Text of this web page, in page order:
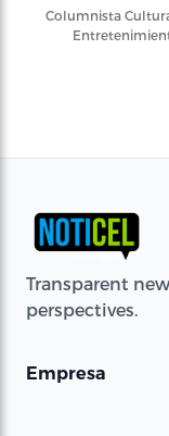
Columnista
Transparent
perspectives.
Empresa